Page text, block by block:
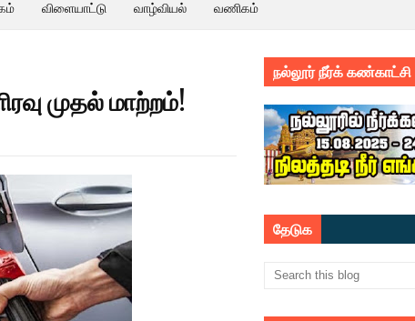
விளையாட்டு வாழ்வியல் வணிகம்
முதல் மாற்றம்!
நல்லூர் நீர்க்
தேடுக